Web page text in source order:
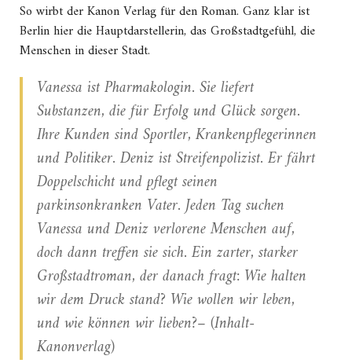
So wirbt der Kanon Verlag für den Roman. Ganz klar ist
Berlin hier die Hauptdarstellerin, das Großstadtgefühl, die
Menschen in dieser Stadt.
Vanessa ist Pharmakologin. Sie liefert
Substanzen, die für Erfolg und Glück sorgen.
Ihre Kunden sind Sportler, Krankenpflegerinnen
und Politiker. Deniz ist Streifenpolizist. Er fährt
Doppelschicht und pflegt seinen
parkinsonkranken Vater. Jeden Tag suchen
Vanessa und Deniz verlorene Menschen auf,
doch dann treffen sie sich. Ein zarter, starker
Großstadtroman, der danach fragt: Wie halten
wir dem Druck stand? Wie wollen wir leben,
und wie können wir lieben?– (Inhalt-
Kanonverlag)